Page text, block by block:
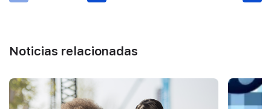
Noticias relacionadas